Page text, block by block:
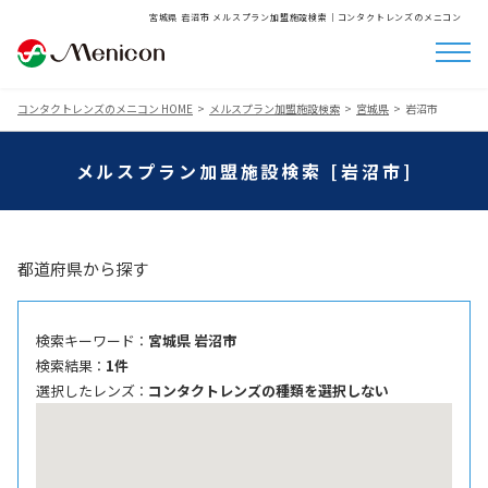
宮城県 岩沼市 メルスプラン加盟施設検索│コンタクトレンズのメニコン
コンタクトレンズのメニコン HOME メルスプラン加盟施設検索 宮城県 岩沼市
メルスプラン加盟施設検索 [岩沼市]
都道府県から探す
検索キーワード ： 宮城県 岩沼市
検索結果 ： 1件
選択したレンズ ： コンタクトレンズの種類を選択しない